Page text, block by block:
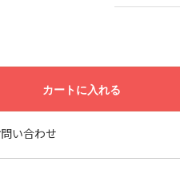
カートに入れる
い合わせ